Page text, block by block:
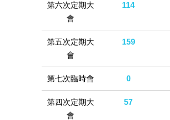
第六次定期大
會
114
第五次定期大
會
159
第七次臨時會 0
第四次定期大
會
57